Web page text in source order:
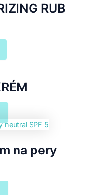
RUB
na pery